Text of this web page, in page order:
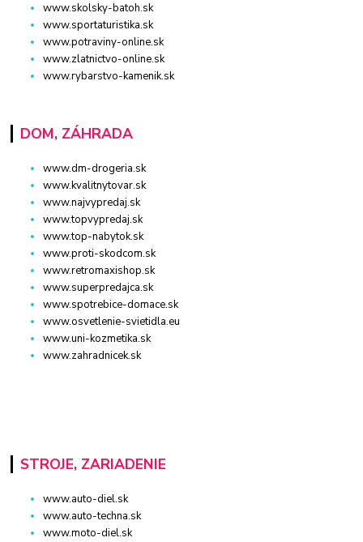
www.skolsky-batoh.sk
www.sportaturistika.sk
www.potraviny-online.sk
www.zlatnictvo-online.sk
www.rybarstvo-kamenik.sk
DOM, ZÁHRADA
www.dm-drogeria.sk
www.kvalitnytovar.sk
www.najvypredaj.sk
www.topvypredaj.sk
www.top-nabytok.sk
www.proti-skodcom.sk
www.retromaxishop.sk
www.superpredajca.sk
www.spotrebice-domace.sk
www.osvetlenie-svietidla.eu
www.uni-kozmetika.sk
www.zahradnicek.sk
STROJE, ZARIADENIE
www.auto-diel.sk
www.auto-techna.sk
www.moto-diel.sk